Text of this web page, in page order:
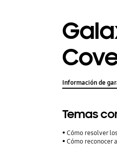
Información de
Temas
Cómo resolver
Cómo reconocer